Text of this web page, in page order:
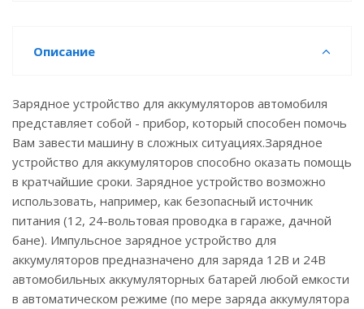
Описание
Зарядное устройство для аккумуляторов автомобиля
представляет собой - прибор, который способен помочь
Вам завести машину в сложных ситуациях.Зарядное
устройство для аккумуляторов способно оказать помощь
в кратчайшие сроки. Зарядное устройство возможно
использовать, например, как безопасный источник
питания (12, 24-вольтовая проводка в гараже, дачной
бане). Импульсное зарядное устройство для
аккумуляторов предназначено для заряда 12В и 24В
автомобильных аккумуляторных батарей любой емкости
в автоматическом режиме (по мере заряда аккумулятора